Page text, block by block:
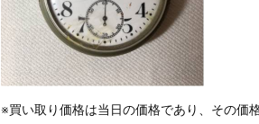
※買い取り価格は当日の価格であり、その価